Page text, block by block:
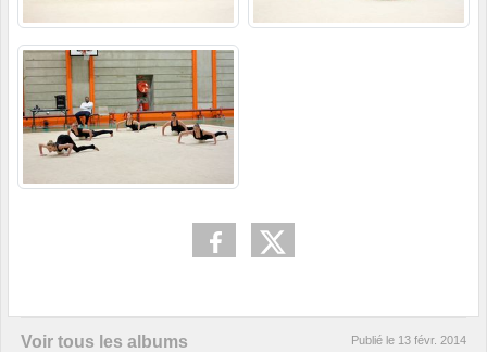
Voir tous les albums
Publié le 13 févr. 2014